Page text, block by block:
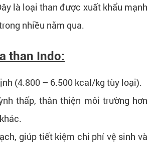
là loại than được xuất khẩu mạnh
nhiều năm qua.
than Indo:
(4.800 – 6.500 kcal/kg tùy loại).
thấp, thân thiện môi trường hơn
giúp tiết kiệm chi phí vệ sinh và